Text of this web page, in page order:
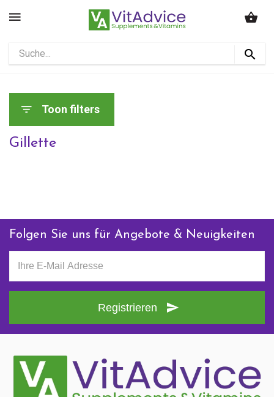
Toon filters
Gillette
Folgen Sie uns für Angebote & Neuigkeiten
Registrieren